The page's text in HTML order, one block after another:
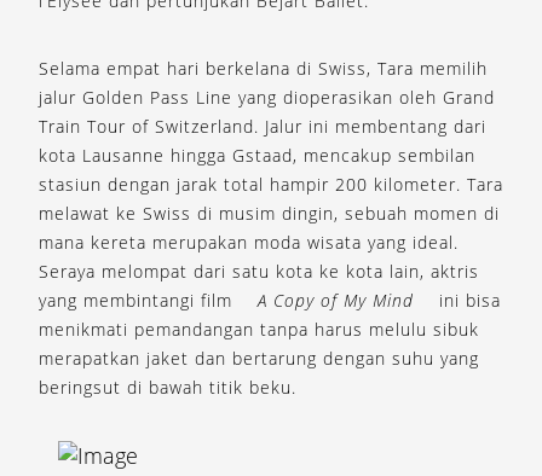
Selama empat hari berkelana di Swiss, Tara memilih
jalur Golden Pass Line yang dioperasikan oleh Grand
Train Tour of Switzerland. Jalur ini membentang dari
kota Lausanne hingga Gstaad, mencakup sembilan
stasiun dengan jarak total hampir 200 kilometer. Tara
melawat ke Swiss di musim dingin, sebuah momen di
mana kereta merupakan moda wisata yang ideal.
Seraya melompat dari satu kota ke kota lain, aktris
yang membintangi film
A Copy of My Mind
ini bisa
menikmati pemandangan tanpa harus melulu sibuk
merapatkan jaket dan bertarung dengan suhu yang
beringsut di bawah titik beku.